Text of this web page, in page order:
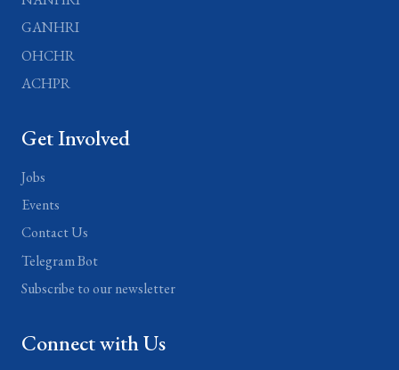
GANHRI
OHCHR
ACHPR
Get Involved
Jobs
Events
Contact Us
Telegram Bot
Subscribe to our newsletter
Connect with Us